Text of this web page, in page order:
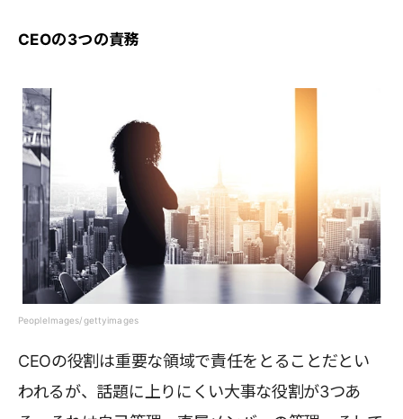
CEOの3つの責務
PeopleImages/gettyimages
CEOの役割は重要な領域で責任をとることだとい
われるが、話題に上りにくい大事な役割が3つあ